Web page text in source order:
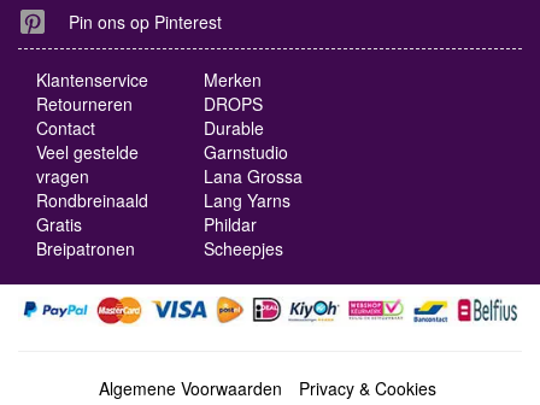
Pin ons op Pinterest
Klantenservice
Retourneren
Contact
Veel gestelde
vragen
Rondbreinaald
Gratis
Breipatronen
Merken
DROPS
Durable
Garnstudio
Lana Grossa
Lang Yarns
Phildar
Scheepjes
Algemene Voorwaarden Privacy & Cookies